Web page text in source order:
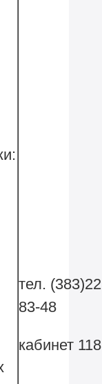
тел.
83-48
кабинет 118